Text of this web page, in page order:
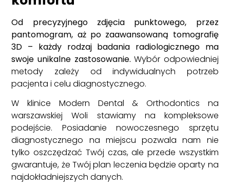
Od precyzyjnego zdjęcia punktowego, przez
pantomogram, aż po zaawansowaną tomografię
3D – każdy rodzaj badania radiologicznego ma
swoje unikalne zastosowanie. Wybór odpowiedniej
metody zależy od indywidualnych potrzeb
pacjenta i celu diagnostycznego.
W klinice Modern Dental & Orthodontics na
warszawskiej Woli stawiamy na kompleksowe
podejście. Posiadanie nowoczesnego sprzętu
diagnostycznego na miejscu pozwala nam nie
tylko oszczędzać Twój czas, ale przede wszystkim
gwarantuje, że Twój plan leczenia będzie oparty na
najdokładniejszych danych.